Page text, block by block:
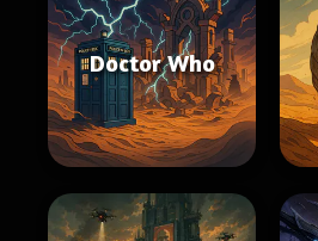
Doctor Who